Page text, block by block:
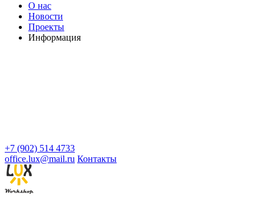
О нас
Новости
Проекты
Информация
+7 (902) 514 4733
office.lux@mail.ru Контакты